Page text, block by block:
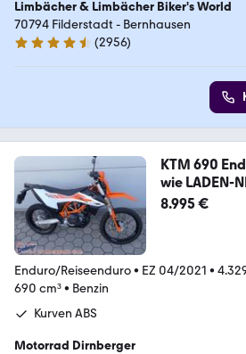
Limbächer & Limbächer Biker's World
70794 Filderstadt - Bernhausen
4.7 Sterne
(2956)
KTM 690
wie LADEN-
8.995 €
Enduro/Reiseenduro• EZ 04/2021 •
690 cm³• Benzin
Kurven ABS
Motorrad Dirnberger